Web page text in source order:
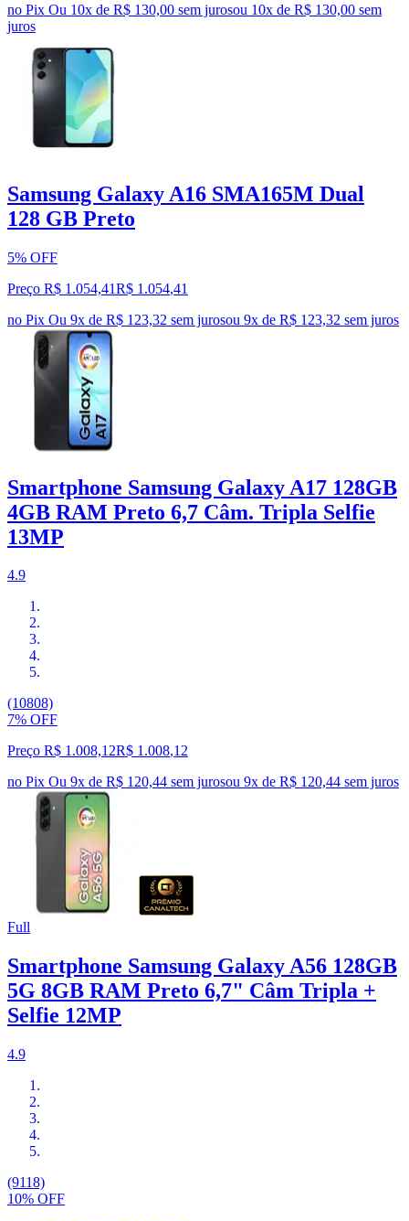
no Pix Ou 10x de R$ 130,00 sem jurosou 10x de R$ 130,00 sem
juros
Samsung Galaxy A16 SMA165M Dual
128 GB Preto
5% OFF
Preço R$ 1.054,41R$ 1.054,41
no Pix Ou 9x de R$ 123,32 sem jurosou 9x de R$ 123,32 sem juros
Smartphone Samsung Galaxy A17 128GB
4GB RAM Preto 6,7 Câm. Tripla Selfie
13MP
4.9
(10808)
7% OFF
Preço R$ 1.008,12R$ 1.008,12
no Pix Ou 9x de R$ 120,44 sem jurosou 9x de R$ 120,44 sem juros
Full
Smartphone Samsung Galaxy A56 128GB
5G 8GB RAM Preto 6,7" Câm Tripla +
Selfie 12MP
4.9
(9118)
10% OFF